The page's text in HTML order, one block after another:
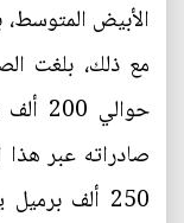
مع ذلك، بلغت